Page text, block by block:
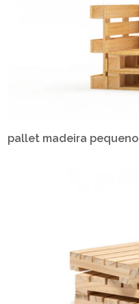
pallet madeira pequeno